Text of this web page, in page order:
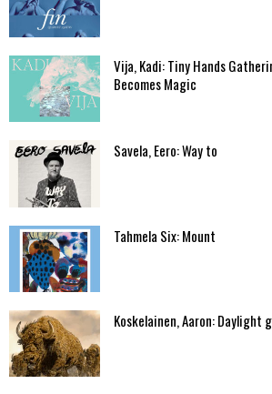
Vija, Kadi: Tiny Hands
Becomes Magic
Savela, Eero: Way to
Tahmela Six: Mount
Koskelainen, Aaron: Daylight